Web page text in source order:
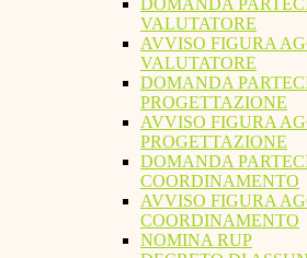
DOMANDA
VALUTATORE
AVVISO FIGURA
VALUTATORE
DOMANDA
PROGETTAZIONE
AVVISO FIGURA
PROGETTAZIONE
DOMANDA
COORDINAMENTO
AVVISO FIGURA
COORDINAMENTO
NOMINA RUP